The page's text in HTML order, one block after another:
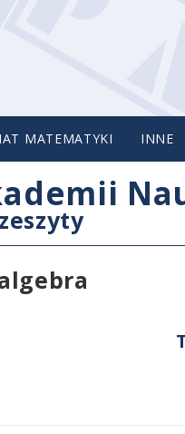
MATEMATYKI INNE